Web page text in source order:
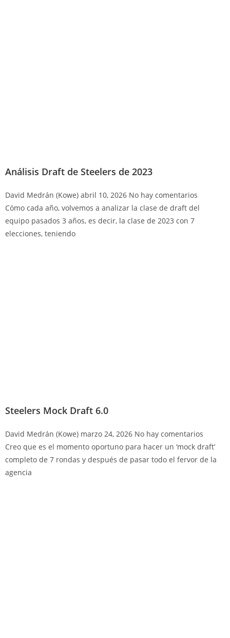
Análisis Draft de Steelers de 2023
David Medrán (Kowe) abril 10, 2026 No hay comentarios
Cómo cada año, volvemos a analizar la clase de draft del
equipo pasados 3 años, es decir, la clase de 2023 con 7
elecciones, teniendo
Steelers Mock Draft 6.0
David Medrán (Kowe) marzo 24, 2026 No hay comentarios
Creo que es el momento oportuno para hacer un ‘mock draft’
completo de 7 rondas y después de pasar todo el fervor de la
agencia